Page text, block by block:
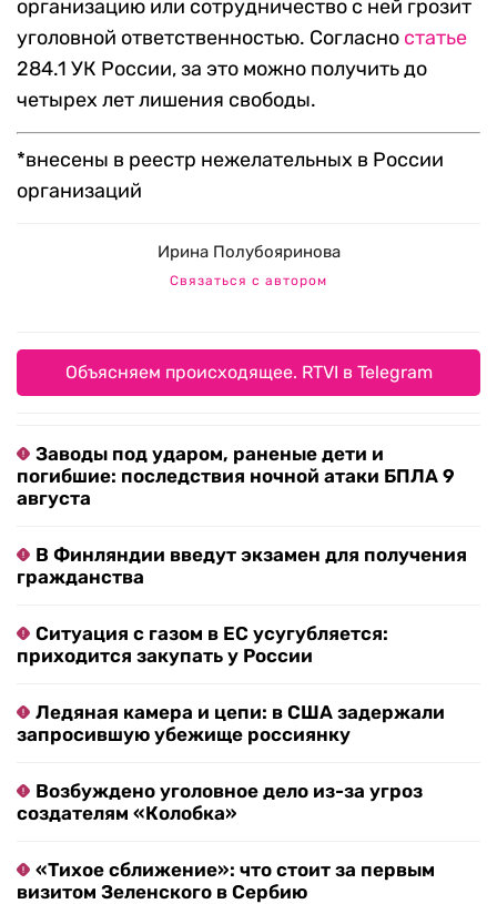
организацию или сотрудничество с ней грозит
уголовной ответственностью. Согласно статье
284.1 УК России, за это можно получить до
четырех лет лишения свободы.
*внесены в реестр нежелательных в России
организаций
Ирина Полубояринова
Связаться с автором
Объясняем происходящее. RTVI в Telegram
Заводы под ударом, раненые дети и
погибшие: последствия ночной атаки БПЛА 9
августа
В Финляндии введут экзамен для получения
гражданства
Ситуация с газом в ЕС усугубляется:
приходится закупать у России
Ледяная камера и цепи: в США задержали
запросившую убежище россиянку
Возбуждено уголовное дело из-за угроз
создателям «Колобка»
«Тихое сближение»: что стоит за первым
визитом Зеленского в Сербию